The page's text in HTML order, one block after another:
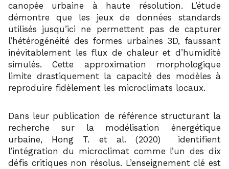
canopée urbaine à haute résolution. L’étude
démontre que les jeux de données standards
utilisés jusqu’ici ne permettent pas de capturer
l’hétérogénéité des formes urbaines 3D, faussant
inévitablement les flux de chaleur et d’humidité
simulés. Cette approximation morphologique
limite drastiquement la capacité des modèles à
reproduire fidèlement les microclimats locaux.
Dans leur publication de référence structurant la
recherche sur la modélisation énergétique
urbaine, Hong T. et al. (2020)
identifient
l’intégration du microclimat comme l’un des dix
défis critiques non résolus. L’enseignement clé est